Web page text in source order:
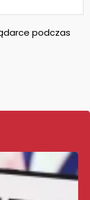
podczas